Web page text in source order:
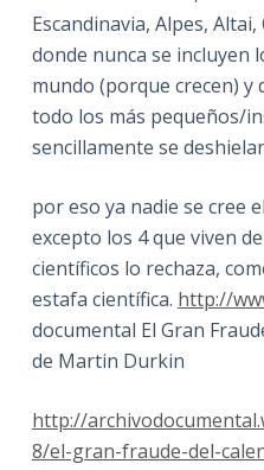
Escandinavia, Alpes,
donde nunca se incluyen
mundo (porque crecen) y
todo los más pequeños/
sencillamente se
por eso ya nadie se cree
excepto los 4 que viven
científicos lo rechaza,
estafa científica. http://
documental El Gran
de Martin Durkin
http://
8/el-gran-fraude-del-